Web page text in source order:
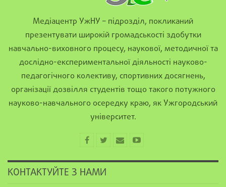
Медіацентр УжНУ – підрозділ, покликаний
презентувати широкій громадськості здобутки
навчально-виховного процесу, наукової, методичної та
дослідно-експериментальної діяльності науково-
педагогічного колективу, спортивних досягнень,
організації дозвілля студентів тощо такого потужного
науково-навчального осередку краю, як Ужгородський
університет.
КОНТАКТУЙТЕ З НАМИ